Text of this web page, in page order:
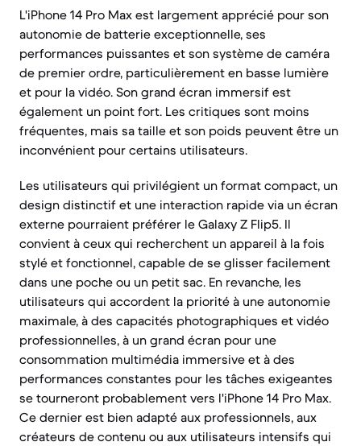
L'iPhone 14 Pro Max est largement apprécié pour son
autonomie de batterie exceptionnelle, ses
performances puissantes et son système de caméra
de premier ordre, particulièrement en basse lumière
et pour la vidéo. Son grand écran immersif est
également un point fort. Les critiques sont moins
fréquentes, mais sa taille et son poids peuvent être un
inconvénient pour certains utilisateurs.
Les utilisateurs qui privilégient un format compact, un
design distinctif et une interaction rapide via un écran
externe pourraient préférer le Galaxy Z Flip5. Il
convient à ceux qui recherchent un appareil à la fois
stylé et fonctionnel, capable de se glisser facilement
dans une poche ou un petit sac. En revanche, les
utilisateurs qui accordent la priorité à une autonomie
maximale, à des capacités photographiques et vidéo
professionnelles, à un grand écran pour une
consommation multimédia immersive et à des
performances constantes pour les tâches exigeantes
se tourneront probablement vers l'iPhone 14 Pro Max.
Ce dernier est bien adapté aux professionnels, aux
créateurs de contenu ou aux utilisateurs intensifs qui